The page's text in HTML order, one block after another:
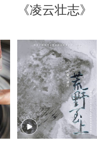
《凌云壮志》